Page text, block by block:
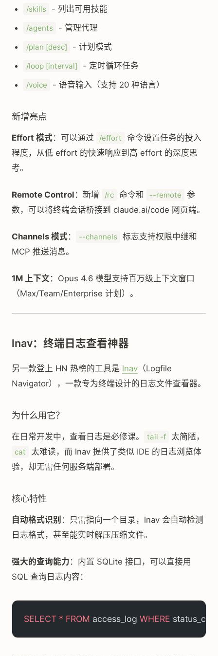
/skills - 列出可用技能
/agents - 管理代理
/plan [desc] - 计划模式
/loop [interval] - 定时循环任务
/voice - 语音输入（支持 20 种语言）
新增亮点
Effort 模式：可以通过 /effort
命令设置任务的投入
程度，从低 effort 的快速响应到高 effort 的深度思
考。
Remote Control ：新增 /rc 命令和 --remote
参
数，可以将终端会话桥接到 claude.ai/code 网页端。
Channels 模式： --channels
标志支持权限中继和
MCP 推送消息。
1M 上下文 ：Opus 4.6 模型支持百万级上下文窗口
（Max/Team/Enterprise 计划）。
lnav：终端日志查看神器
另一款登上 HN 热榜的工具是 lnav （Logfile
Navigator），一款专为终端设计的日志文件查看器。
为什么用它？
在日常开发中，查看日志是必修课。 tail -f 太简陋，
cat
太难读，而 lnav 提供了类似 IDE 的日志浏览体
验，却无需任何服务端部署。
核心特性
自动格式识别 ：只需指向一个目录，lnav 会自动检测
日志格式，甚至能实时解压压缩文件。
强大的查询能力 ：内置 SQLite 接口，可以直接用
SQL 查询日志内容：
SELECT * FROM access_log WHERE